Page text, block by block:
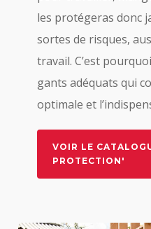
les protégeras donc
sortes de risques,
travail. C’est
gants adéquats qui
optimale et
VOIR LE
PROTECTION'